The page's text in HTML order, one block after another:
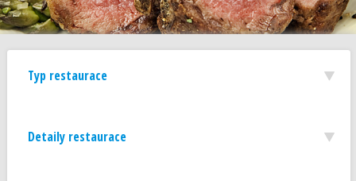
Typ restaurace
Detaily restaurace